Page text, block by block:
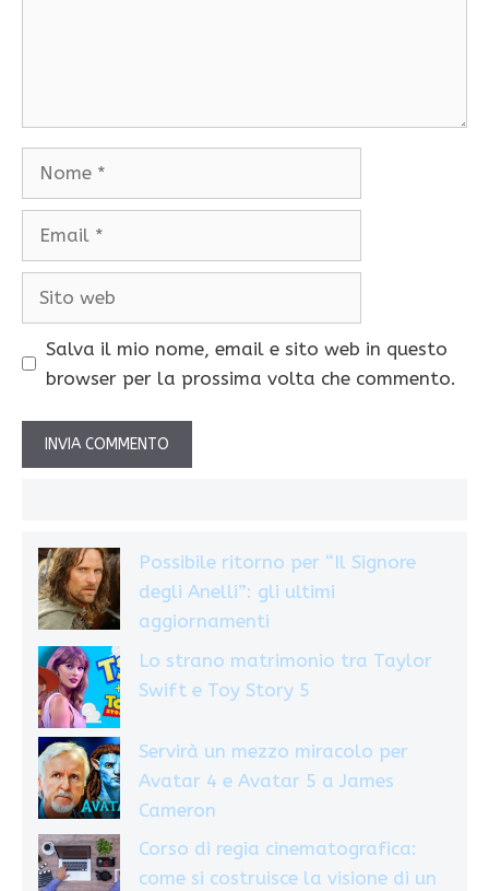
Salva il mio nome, email e sito web in questo
browser per la prossima volta che commento.
Possibile ritorno per “Il Signore
degli Anelli”: gli ultimi
aggiornamenti
Lo strano matrimonio tra Taylor
Swift e Toy Story 5
Servirà un mezzo miracolo per
Avatar 4 e Avatar 5 a James
Cameron
Corso di regia cinematografica:
come si costruisce la visione di un